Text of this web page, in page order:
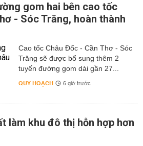
gom hai bên cao tốc
- Sóc Trăng, hoàn thành
Cao tốc Châu Đốc - Cần Thơ - Sóc
Trăng sẽ được bổ sung thêm 2
tuyến đường gom dài gần 27...
QUY HOẠCH 6 giờ trước
làm khu đô thị hỗn hợp hơn